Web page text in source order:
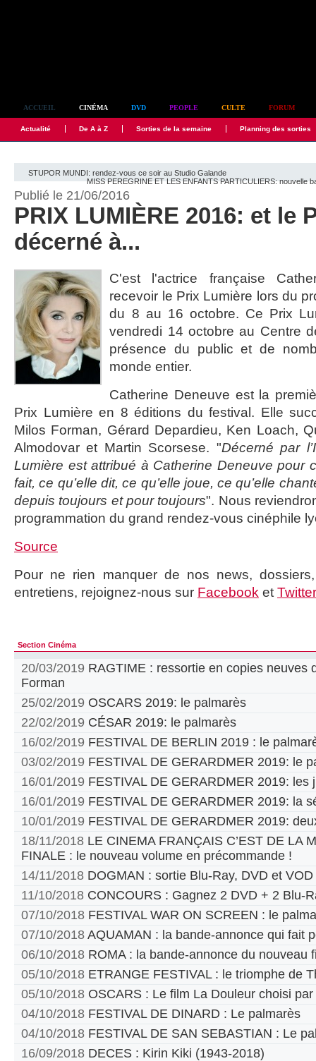
ACCUEIL CINÉMA DVD PEOPLE CULTE FORUM
Actualité De A à Z Sorties de la semaine Planning des sorties
STUPOR MUNDI: rendez-vous ce soir au Studio Galande
MISS PEREGRINE ET LES ENFANTS PARTICULIERS: nouvelle
Publié le 21/06/2016
PRIX LUMIÈRE 2016: et le
décerné à...
C'est l'actrice française
recevoir le Prix Lumière lors du
du 8 au 16 octobre. Ce Prix
vendredi 14 octobre au Centre
présence du public et de
monde entier.
Catherine Deneuve est la
Prix Lumière en 8 éditions du festival. Elle
Milos Forman, Gérard Depardieu, Ken Loach,
Almodovar et Martin Scorsese. "Décerné par
Lumière est attribué à Catherine Deneuve pour
fait, ce qu’elle dit, ce qu’elle joue, ce qu’elle
depuis toujours et pour toujours". Nous
programmation du grand rendez-vous cinéphile
Source
Pour ne rien manquer de nos news,
entretiens, rejoignez-nous sur Facebook et Twitter
Section Cinéma
20/03/2019 RAGTIME : ressortie en copies neuves
Forman
25/02/2019 OSCARS 2019: le palmarès
22/02/2019 CÉSAR 2019: le palmarès
16/02/2019 FESTIVAL DE BERLIN 2019 : le
03/02/2019 FESTIVAL DE GERARDMER 2019: le
16/01/2019 FESTIVAL DE GERARDMER 2019: les
16/01/2019 FESTIVAL DE GERARDMER 2019: la
10/01/2019 FESTIVAL DE GERARDMER 2019:
18/11/2018 LE CINEMA FRANÇAIS C’EST DE LA
FINALE : le nouveau volume en précommande !
14/11/2018 DOGMAN : sortie Blu-Ray, DVD et VOD
11/10/2018 CONCOURS : Gagnez 2 DVD + 2 Blu-
07/10/2018 FESTIVAL WAR ON SCREEN : le
07/10/2018 AQUAMAN : la bande-annonce qui fait
06/10/2018 ROMA : la bande-annonce du nouveau
05/10/2018 ETRANGE FESTIVAL : le triomphe de
05/10/2018 OSCARS : Le film La Douleur choisi
04/10/2018 FESTIVAL DE DINARD : Le palmarès
04/10/2018 FESTIVAL DE SAN SEBASTIAN : Le
16/09/2018 DECES : Kirin Kiki (1943-2018)